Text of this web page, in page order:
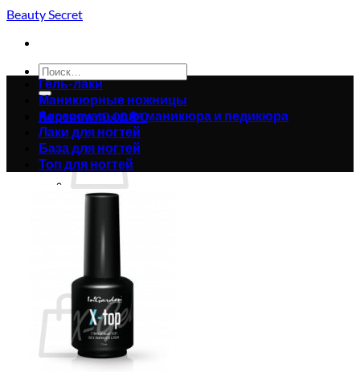
Skip
content
Beauty Secret
Искать:
Корзина /0.00₴0
Корзина пуста.
Вернуться в магазин
Корзина
Гель-лаки
Маникюрные ножницы
Аксессуары для маникюра и педикюра
Лаки для ногтей
База для ногтей
Топ для ногтей